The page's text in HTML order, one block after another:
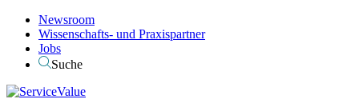
Newsroom
Wissenschafts- und Praxispartner
Jobs
Suche